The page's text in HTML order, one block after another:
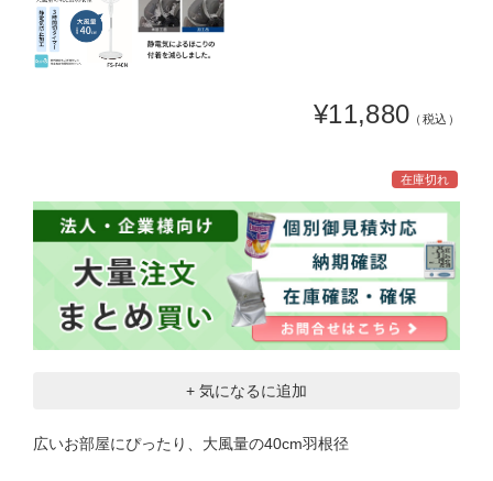
¥11,880 （税込）
在庫切れ
+ 気になるに追加
広いお部屋にぴったり、大風量の40cm羽根径